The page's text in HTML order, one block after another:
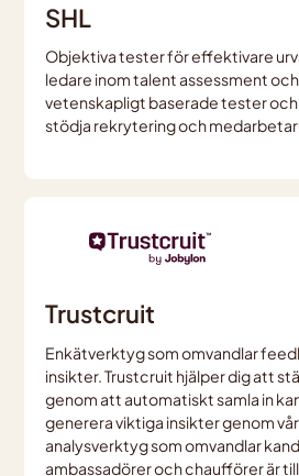
SHL
Objektiva tester för effektivare
ledare inom talent assessment
vetenskapligt baserade tester
stödja rekrytering och
Trustcruit
Enkätverktyg som omvandlar
insikter. Trustcruit hjälper dig att
genom att automatiskt samla in
generera viktiga insikter genom
analysverktyg som omvandlar
ambassadörer och chaufförer är